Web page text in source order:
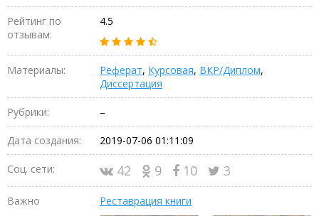
Рейтинг по
отзывам:
4.5
Материалы: Реферат, Курсовая, ВКР/Диплом,
Диссертация
Рубрики: –
Дата создания: 2019-07-06 01:11:09
Соц. сети: 42 9 10 3
Важно Реставрация книги